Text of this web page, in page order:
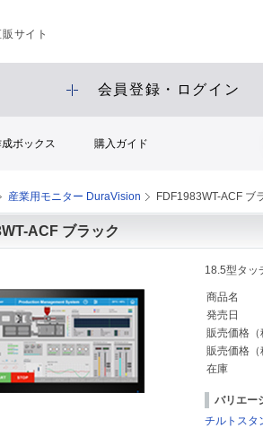
サイト
会員登録・ログイン
成ボックス 購入ガイド
産業用モニター DuraVision FDF1983WT-ACF ブ
ACF ブラック
18.5型タッ
商品名
発売日
販売価格（
販売価格（
在庫
バリエー
チルトスタ